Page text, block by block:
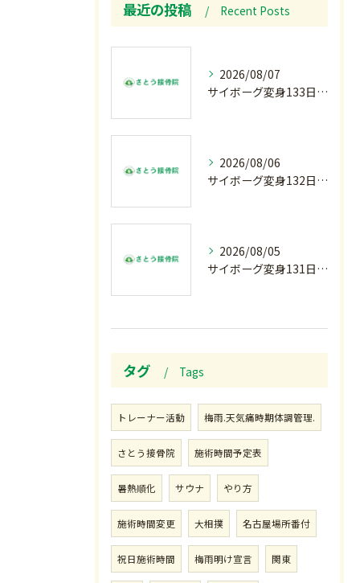
最近の投稿 Recent Posts
2026/08/07
サイボーグ変身133日目.広島.原爆.81年.インターハイ初日.金曜の朝〜
2026/08/06
サイボーグ変身132日目.お知らせ.和歌山.インターハイ.柔道開幕…木曜の朝〜
2026/08/05
サイボーグ変身131日目.甲子園開幕.日曜.リラクゼーション柔.水曜の朝〜
タグ Tags
トレーナー活動 梅雨.天気痛時期体調管理.
さとう接骨院 施術時間予定表
暑熱順化 サウナ やり方
施術時間変更 大相撲 名古屋場所番付
祝日施術時間 梅雨明け宣言 関東